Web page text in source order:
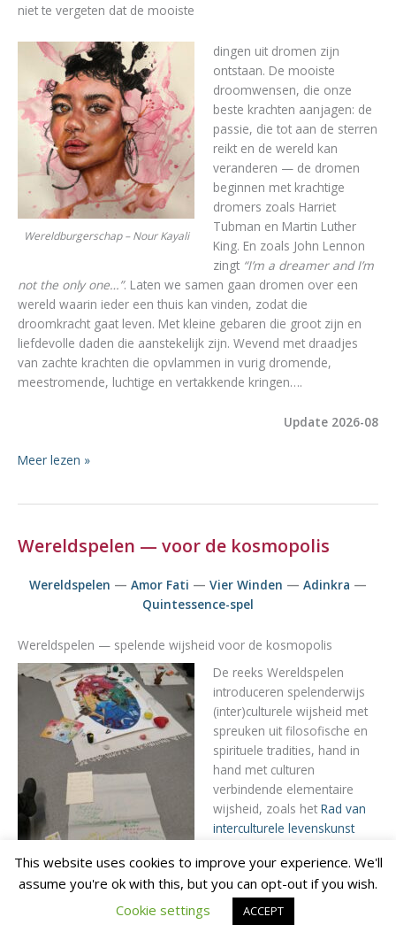
niet te vergeten dat de mooiste
Wereldburgerschap – Nour Kayali
dingen uit dromen zijn
ontstaan. De mooiste
droomwensen, die onze
beste krachten aanjagen: de
passie, die tot aan de sterren
reikt en de wereld kan
veranderen — de dromen
beginnen met krachtige
dromers zoals Harriet
Tubman en Martin Luther
King. En zoals John Lennon
zingt “I’m a dreamer and I’m
not the only one…”. Laten we samen gaan dromen over een
wereld waarin ieder een thuis kan vinden, zodat die
droomkracht gaat leven. Met kleine gebaren die groot zijn en
liefdevolle daden die aanstekelijk zijn. Wevend met draadjes
van zachte krachten die opvlammen in vurig dromende,
meestromende, luchtige en vertakkende kringen….
Update 2026-08
QfWf-
Meer lezen »
Wereldspelen — voor de kosmopolis
Wereldspelen — Amor Fati — Vier Winden — Adinkra —
Quintessence-spel
Wereldspelen — spelende wijsheid voor de kosmopolis
Een teamdag over interculturele
communicatie rond het
dialoogtafelkleed Vier Winden
De reeks Wereldspelen
introduceren spelenderwijs
(inter)culturele wijsheid met
spreuken uit filosofische en
spirituele tradities, hand in
hand met culturen
verbindende elementaire
wijsheid, zoals het Rad van
interculturele levenskunst
het goede levenals
kosmopolis te versterken.
This website uses cookies to improve your experience. We'll
assume you're ok with this, but you can opt-out if you wish.
Cookie settings
ACCEPT